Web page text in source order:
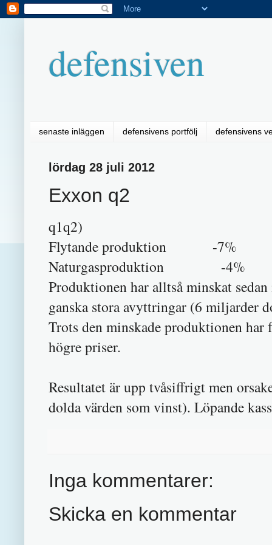
defensiven
senaste inläggen defensivens portfölj defensivens
lördag 28 juli 2012
Exxon q2
q1q2)
Flytande produktion -7%
Naturgasproduktion -4%
Produktionen har alltså minskat
ganska stora avyttringar (6 miljarder
Trots den minskade produktionen
högre priser.
Resultatet är upp tvåsiffrigt men
dolda värden som vinst). Löpande
Inga kommentarer:
Skicka en kommentar